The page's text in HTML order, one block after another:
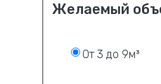
Желаемый
От 3 до 9м³